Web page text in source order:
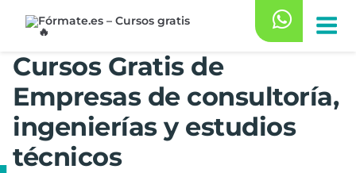
Cursos Gratis de
Empresas de consultoría,
ingenierías y estudios
técnicos